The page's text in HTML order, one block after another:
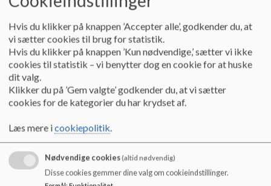
SKOLEINDSKRIVNING TIL SKOLEÅRET 2026/2027
Hvornår kan der indskrives?
Den digitale indskrivning er lukket. Indskrivning var fra den
december til 19. december 2025.
Kontakt kontoret på Nordmark - Heidi Eggert /23413136 hvis I
ønsker at indskrive jeres barn.
Du skal bruge MitID til indskrivningen.
Hvis du klikker på knappen ’Accepter alle’, godkender du, at
vi sætter cookies til brug for statistik.
Hvis du klikker på knappen ’Kun nødvendige,’ sætter vi ikke
cookies til statistik – vi benytter dog en cookie for at huske
dit valg.
Klikker du på ’Gem valgte’ godkender du, at vi sætter
cookies for de kategorier du har krydset af.
Læs mere icookiepolitik.
Nødvendige cookies(altid nødvendig)
Disse cookies gemmer dine valg om cookieindstillinger.